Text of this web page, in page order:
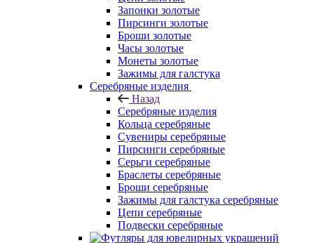
Запонки золотые
Пирсинги золотые
Броши золотые
Часы золотые
Монеты золотые
Зажимы для галстука
Серебряные изделия
Назад
Серебряные изделия
Кольца серебряные
Сувениры серебряные
Пирсинги серебряные
Серьги серебряные
Браслеты серебряные
Броши серебряные
Зажимы для галстука серебряные
Цепи серебряные
Подвески серебряные